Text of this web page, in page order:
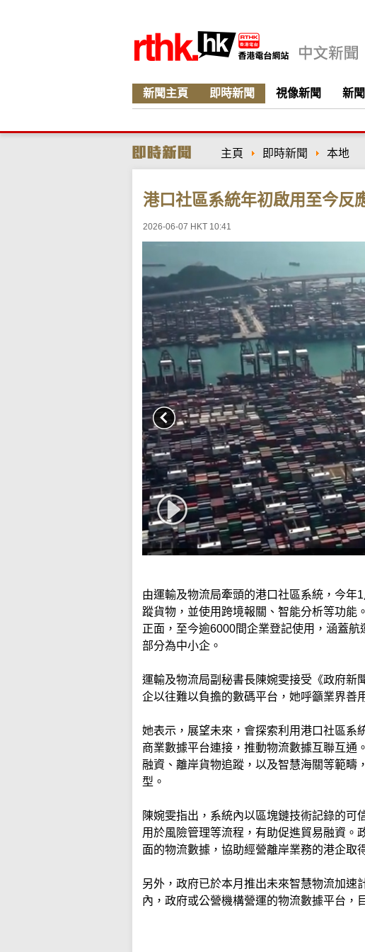
新聞主頁 即時新聞 視像新聞 新
主頁 即時新聞 本地
港口社區系統年初啟用至今
2026-06-07 HKT 10:41
由運輸及物流局牽頭的港口社區系統，今年
蹤貨物，並使用跨境報關、智能分析等功能
正面，至今逾6000間企業登記使用，涵蓋
部分為中小企。
運輸及物流局副秘書長陳婉雯接受《政府新
企以往難以負擔的數碼平台，她呼籲業界善
她表示，展望未來，會探索利用港口社區系
商業數據平台連接，推動物流數據互聯互通
融資、離岸貨物追蹤，以及智慧海關等範疇
型。
陳婉雯指出，系統內以區塊鏈技術記錄的
用於風險管理等流程，有助促進貿易融資。
面的物流數據，協助經營離岸業務的港企取
另外，政府已於本月推出未來智慧物流加速
內，政府或公營機構營運的物流數據平台，